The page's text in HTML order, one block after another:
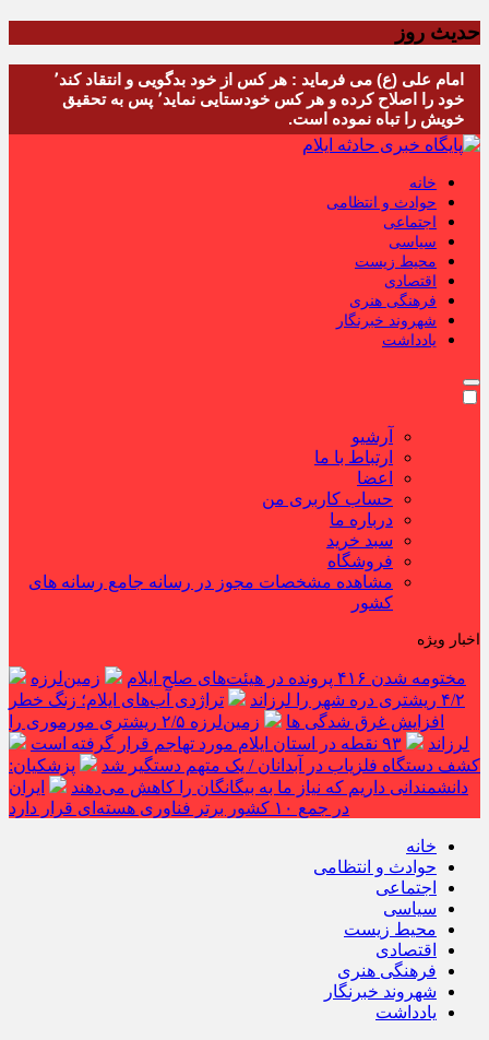
حدیث روز
امام علی (ع) می فرماید : هر کس از خود بدگویی و انتقاد کند٬
خود را اصلاح کرده و هر کس خودستایی نماید٬ پس به تحقیق
خویش را تباه نموده است.
خانه
حوادث و انتظامی
اجتماعی
سیاسی
محیط زیست
اقتصادی
فرهنگی هنری
شهروند خبرنگار
یادداشت
آرشیو
ارتباط با ما
اعضا
حساب کاربری من
درباره ما
سبد خرید
فروشگاه
مشاهده مشخصات مجوز در رسانه جامع رسانه های
کشور
اخبار ویژه
مختومه شدن ۴۱۶ پرونده در هیئت‌های صلح ایلام
زمین‌لرزه
۴/۲ ریشتری دره شهر را لرزاند
تراژدی آب‌های ایلام؛ زنگ خطر
افزایش غرق شدگی ها
زمین‌لرزه ۲/۵ ریشتری مورموری را
لرزاند
۹۳ نقطه در استان ایلام مورد تهاجم قرار گرفته است
کشف دستگاه فلزیاب در آبدانان / یک متهم دستگیر شد
پزشکیان:
دانشمندانی داریم که نیاز ما به بیگانگان را کاهش می‌دهند
ایران
در جمع ۱۰ کشور برتر فناوری هسته‌ای قرار دارد
خانه
حوادث و انتظامی
اجتماعی
سیاسی
محیط زیست
اقتصادی
فرهنگی هنری
شهروند خبرنگار
یادداشت